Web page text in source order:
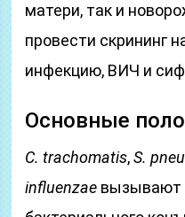
матери, так и
провести скрининг
инфекцию, ВИЧ и
Основные
C. trachomatis,S.
influenzae вызывают